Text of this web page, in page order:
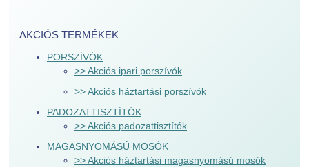
AKCIÓS TERMÉKEK
PORSZÍVÓK
>> Akciós ipari porszívók
>> Akciós háztartási porszívók
PADOZATTISZTÍTÓK
>> Akciós padozattisztítók
MAGASNYOMÁSÚ MOSÓK
>> Akciós háztartási magasnyomású mosók